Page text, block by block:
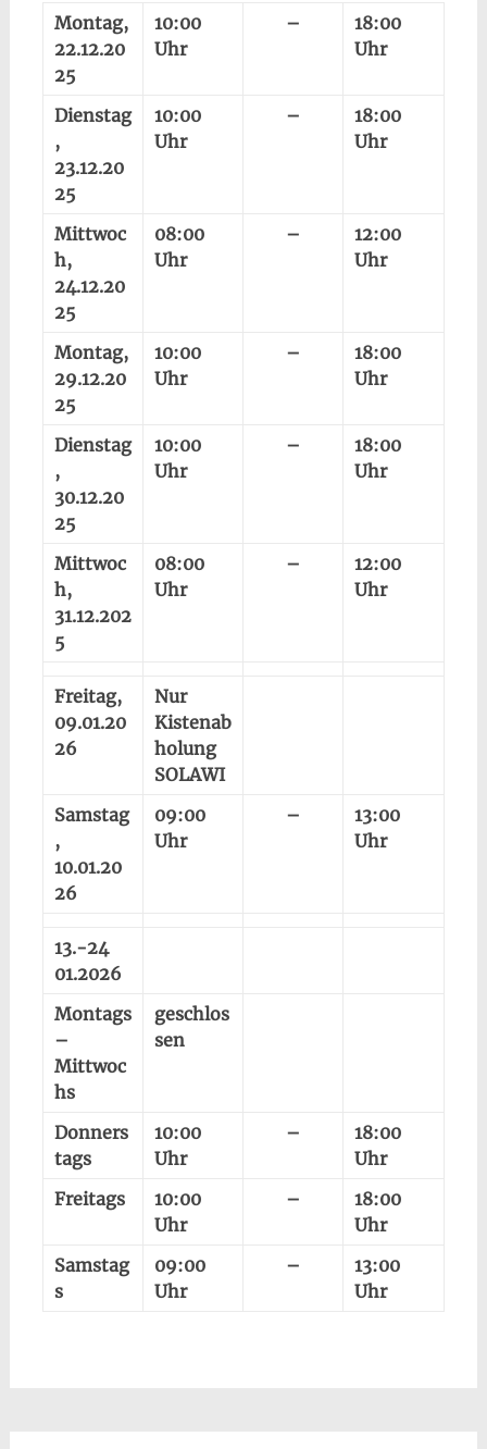
Montag,
22.12.20
25
10:00
Uhr
–
18:00
Uhr
Dienstag
,
23.12.20
25
10:00
Uhr
–
18:00
Uhr
Mittwoc
h,
24.12.20
25
08:00
Uhr
–
12:00
Uhr
Montag,
29.12.20
25
10:00
Uhr
–
18:00
Uhr
Dienstag
,
30.12.20
25
10:00
Uhr
–
18:00
Uhr
Mittwoc
h,
31.12.202
5
08:00
Uhr
–
12:00
Uhr
Freitag,
09.01.20
26
Nur
Kistenab
holung
SOLAWI
Samstag
,
10.01.20
26
09:00
Uhr
–
13:00
Uhr
13.-24
01.2026
Montags
–
Mittwoc
hs
geschlos
sen
Donners
tags
10:00
Uhr
–
18:00
Uhr
Freitags
10:00
Uhr
–
18:00
Uhr
Samstag
s
09:00
Uhr
–
13:00
Uhr